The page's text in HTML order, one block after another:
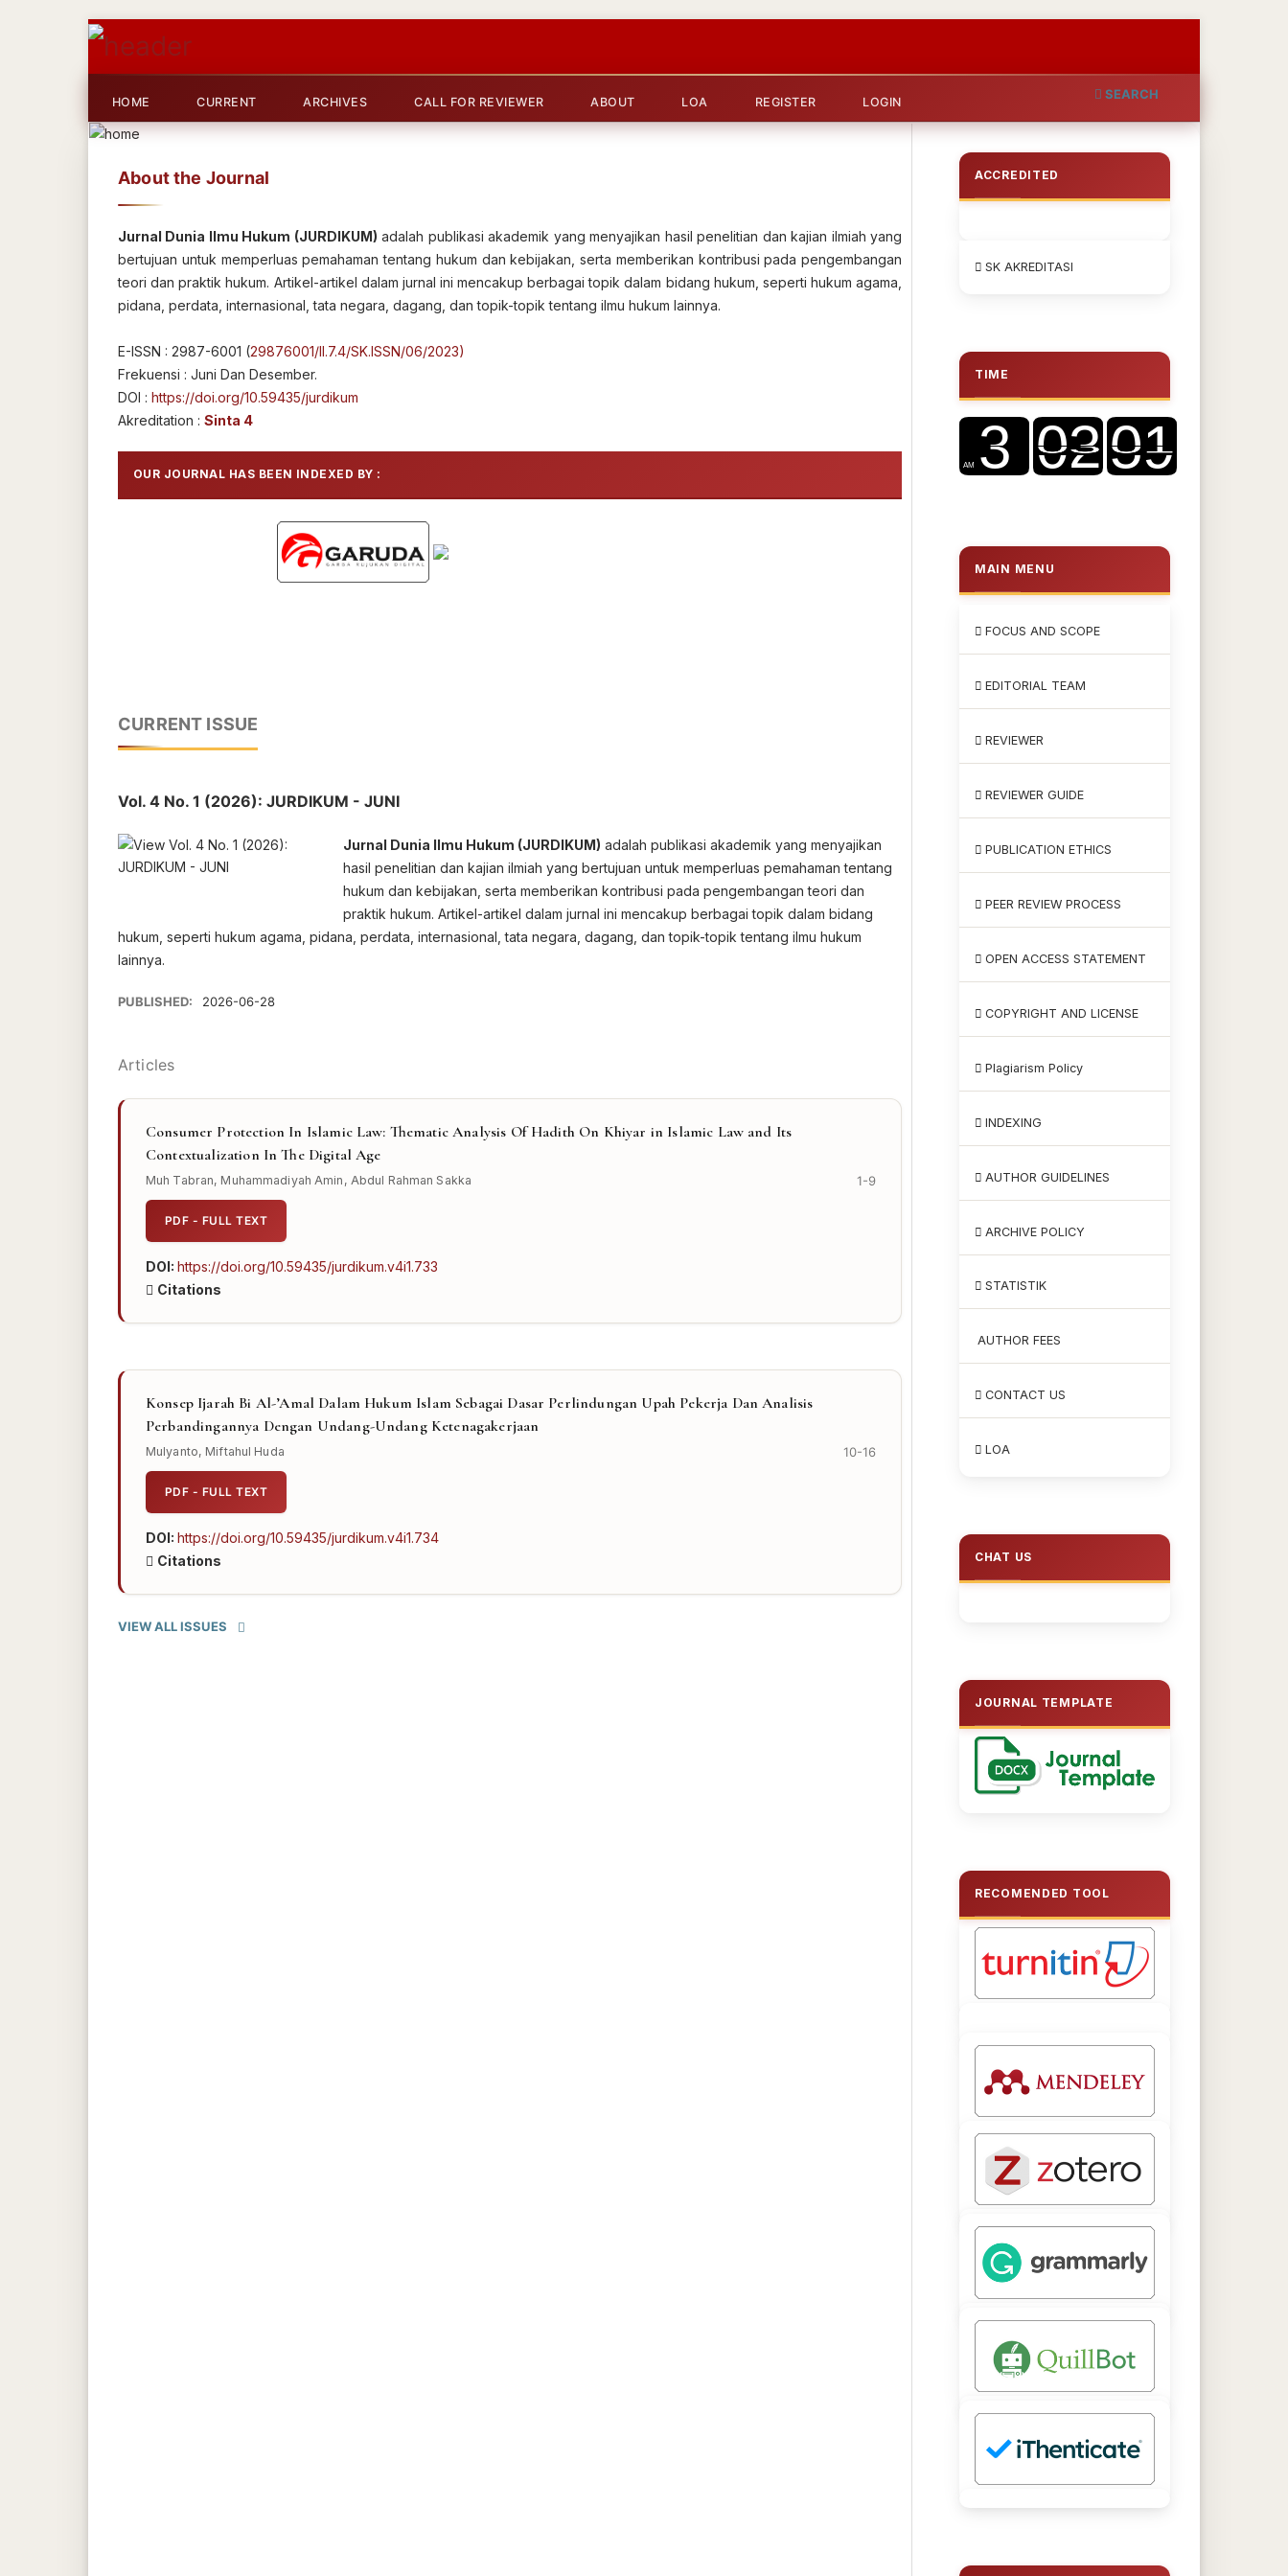
HOME CURRENT ARCHIVES CALL FOR REVIEWER ABOUT LOA REGISTER LOGIN
SEARCH
About the Journal
Jurnal Dunia Ilmu Hukum (JURDIKUM) adalah publikasi akademik yang menyajikan hasil penelitian dan kajian ilmiah yang
bertujuan untuk memperluas pemahaman tentang hukum dan kebijakan, serta memberikan kontribusi pada pengembangan
teori dan praktik hukum. Artikel-artikel dalam jurnal ini mencakup berbagai topik dalam bidang hukum, seperti hukum agama,
pidana, perdata, internasional, tata negara, dagang, dan topik-topik tentang ilmu hukum lainnya.
E-ISSN : 2987-6001 (29876001/II.7.4/SK.ISSN/06/2023)
Frekuensi : Juni Dan Desember.
DOI : https://doi.org/10.59435/jurdikum
Akreditation : Sinta 4
OUR JOURNAL HAS BEEN INDEXED BY :
CURRENT ISSUE
Vol. 4 No. 1 (2026): JURDIKUM - JUNI
Jurnal Dunia Ilmu Hukum (JURDIKUM) adalah publikasi akademik yang menyajikan
hasil penelitian dan kajian ilmiah yang bertujuan untuk memperluas pemahaman tentang
hukum dan kebijakan, serta memberikan kontribusi pada pengembangan teori dan
praktik hukum. Artikel-artikel dalam jurnal ini mencakup berbagai topik dalam bidang
hukum, seperti hukum agama, pidana, perdata, internasional, tata negara, dagang, dan topik-topik tentang ilmu hukum
lainnya.
PUBLISHED: 2026-06-28
Articles
Consumer Protection In Islamic Law: Thematic Analysis Of Hadith On Khiyar in Islamic Law and Its
Contextualization In The Digital Age
Muh Tabran, Muhammadiyah Amin, Abdul Rahman Sakka 1-9
PDF - FULL TEXT
DOI: https://doi.org/10.59435/jurdikum.v4i1.733
Citations
Konsep Ijarah Bi Al-’Amal Dalam Hukum Islam Sebagai Dasar Perlindungan Upah Pekerja Dan Analisis
Perbandingannya Dengan Undang-Undang Ketenagakerjaan
Mulyanto, Miftahul Huda 10-16
PDF - FULL TEXT
DOI: https://doi.org/10.59435/jurdikum.v4i1.734
Citations
VIEW ALL ISSUES
ACCREDITED
SK AKREDITASI
TIME
MAIN MENU
FOCUS AND SCOPE
EDITORIAL TEAM
REVIEWER
REVIEWER GUIDE
PUBLICATION ETHICS
PEER REVIEW PROCESS
OPEN ACCESS STATEMENT
COPYRIGHT AND LICENSE
Plagiarism Policy
INDEXING
AUTHOR GUIDELINES
ARCHIVE POLICY
STATISTIK
AUTHOR FEES
CONTACT US
LOA
CHAT US
JOURNAL TEMPLATE
RECOMENDED TOOL